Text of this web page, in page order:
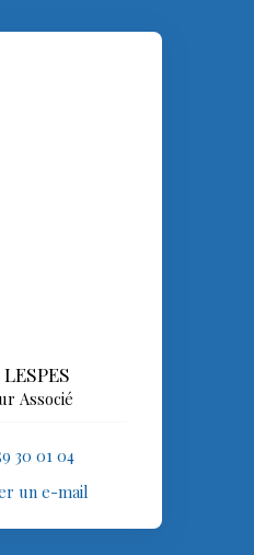
Associé
30 01 04
un e-mail